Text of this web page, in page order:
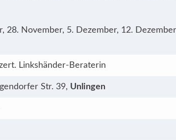
28. November, 5. Dezember, 12.
Linkshänder-Beraterin
Str. 39, Unlingen